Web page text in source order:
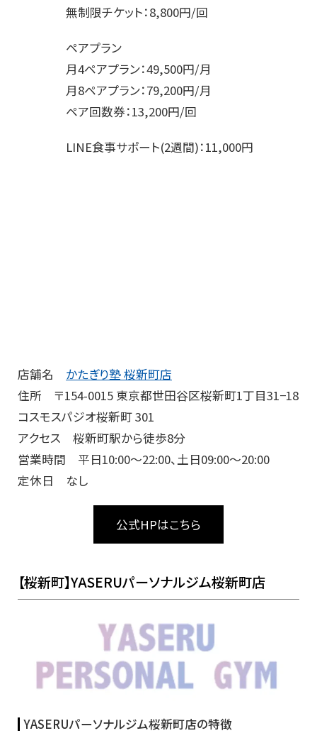
無制限チケット：8,800円/回
ペアプラン
月4ペアプラン：49,500円/月
月8ペアプラン：79,200円/月
ペア回数券：13,200円/回
LINE食事サポート(2週間)：11,000円
店舗名 かたぎり塾 桜新町店
住所 〒154-0015 東京都世田谷区桜新町1丁目31−18
コスモスパジオ桜新町 301
アクセス 桜新町駅から徒歩8分
営業時間 平日10:00～22:00、土日09:00～20:00
定休日 なし
公式HPはこちら
【桜新町】YASERUパーソナルジム桜新町店
YASERUパーソナルジム桜新町店の特徴